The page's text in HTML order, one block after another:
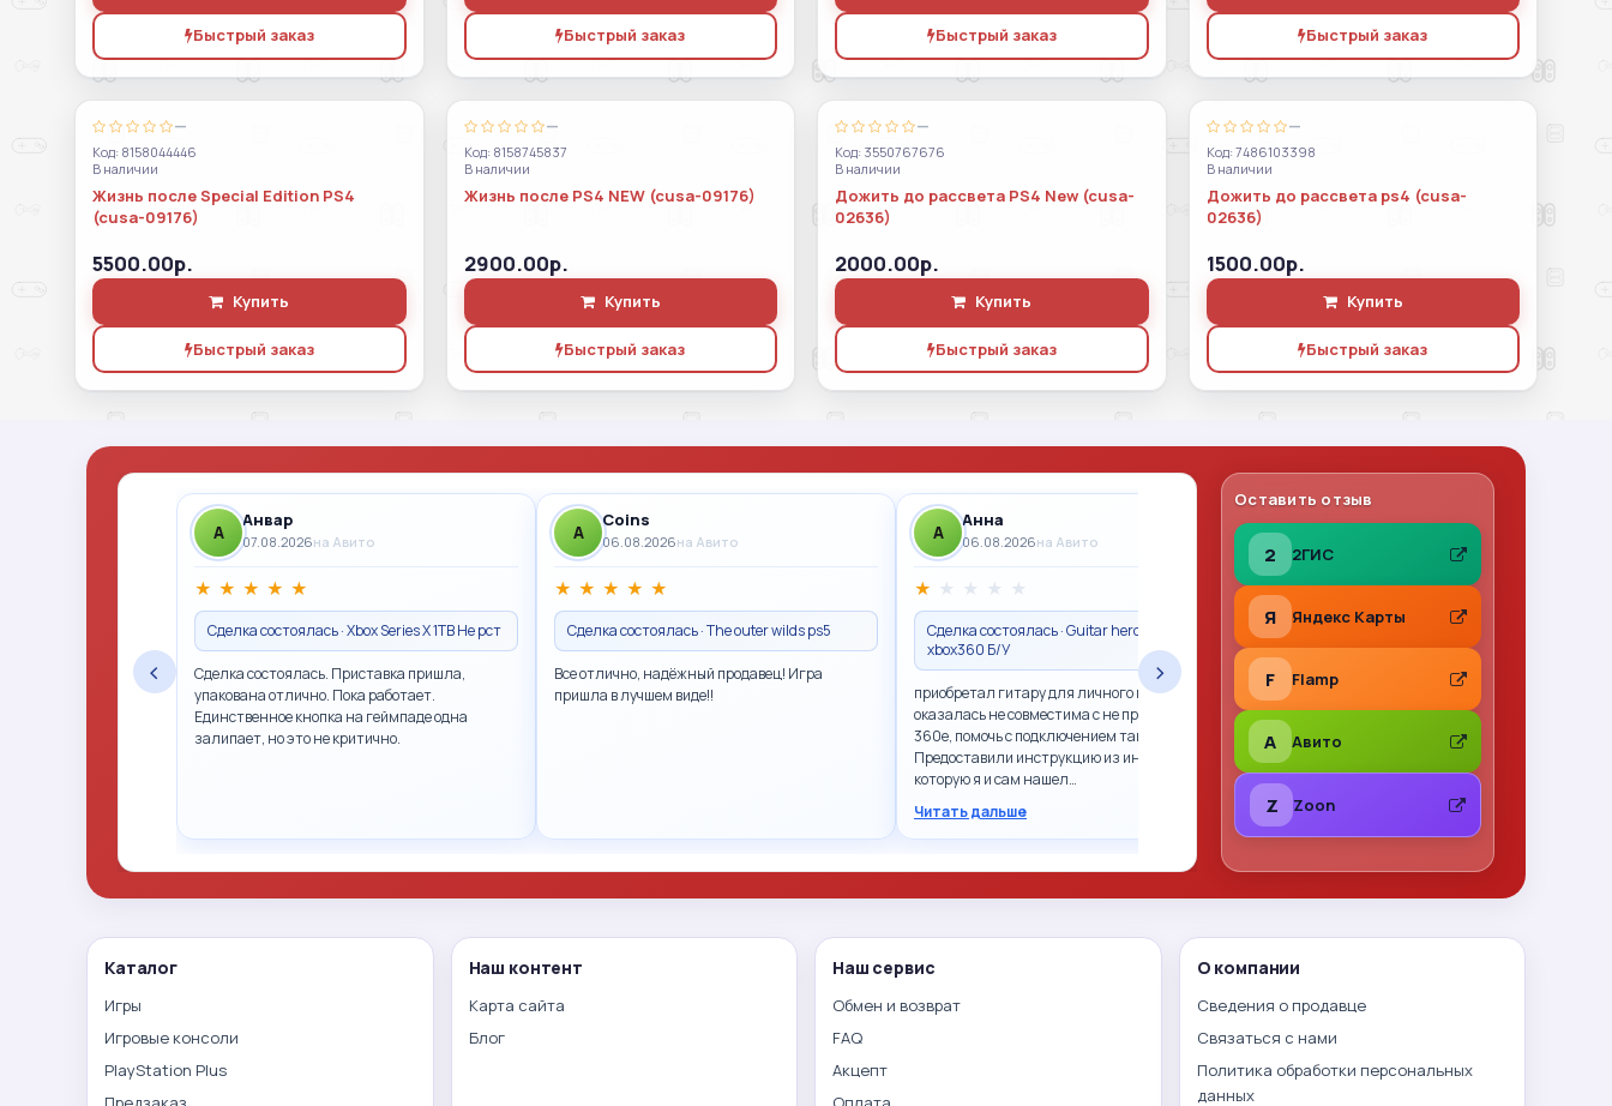
Быстрый заказ Быстрый заказ Быстрый заказ Быстрый заказ
—
Код: 8158044446
В наличии
Жизнь после Special Edition PS4
(cusa-09176)
5500.00р.
Купить
Быстрый заказ
—
Код: 8158745837
В наличии
Жизнь после PS4 NEW (cusa-09176)
2900.00р.
Купить
Быстрый заказ
—
Код: 3550767676
В наличии
Дожить до рассвета PS4 New (cusa-
02636)
2000.00р.
Купить
Быстрый заказ
—
Код: 7486103398
В наличии
Дожить до рассвета ps4 (cusa-
02636)
1500.00р.
Купить
Быстрый заказ
‹
A
Анвар
07.08.2026на Авито
★ ★ ★ ★ ★
Сделка состоялась · Xbox Series X 1TB Не рст
Сделка состоялась. Приставка пришла,
упакована отлично. Пока работает.
Единственное кнопка на геймпаде одна
залипает, но это не критично.
A
Coins
06.08.2026на Авито
★ ★ ★ ★ ★
Сделка состоялась · The outer wilds ps5
Все отлично, надёжный продавец! Игра
пришла в лучшем виде!!
A
Анна
06.08.2026на Авито
★ ★ ★ ★ ★
Сделка состоялась · Guitar hero гитара
xbox360 Б/У
приобретал гитару для личного пользования,
оказалась не совместима с не прошитым xbox
360e, помочь с подключением так и не смогли.
Предоставили инструкцию из интернета,
которую я и сам нашел…
Читать дальше
Владимир Леонов
★ ★ ★ ★ ★
Сделка состоялась · Call of Duty 2: Big Red
One PS2 (sles-53415) (Англ
Все отлично. Фото перед отправкой, хорошо
упаковано. Рекомендую
›
Оставить отзыв
2 2ГИС
Я Яндекс Карты
F Flamp
A Авито
Z Zoon
Каталог
Игры
Игровые консоли
PlayStation Plus
Наш контент
Карта сайта
Блог
Наш сервис
Обмен и возврат
FAQ
Акцепт
О компании
Сведения о продавце
Связаться с нами
Политика обработки персональных
данных